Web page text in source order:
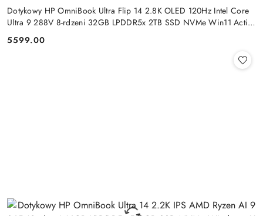
Dotykowy HP OmniBook Ultra Flip 14 2.8K OLED 120Hz Intel Core
Ultra 9 288V 8-rdzeni 32GB LPDDR5x 2TB SSD NVMe Win11 Active
Cena:
5599.00